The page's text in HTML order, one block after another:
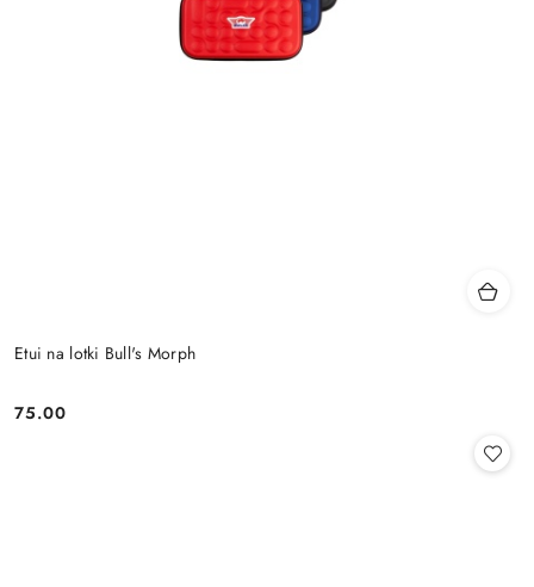
Etui na lotki Bull's Morph
Cena:
75.00